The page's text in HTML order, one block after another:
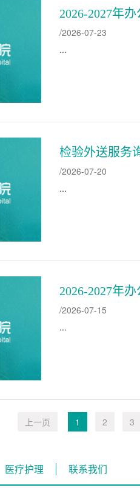
2026-2027年
/2026-07-23
...
检验外送服务
/2026-07-20
...
2026-2027年
/2026-07-15
...
上一页 1 2 3
医疗护理 联系我们